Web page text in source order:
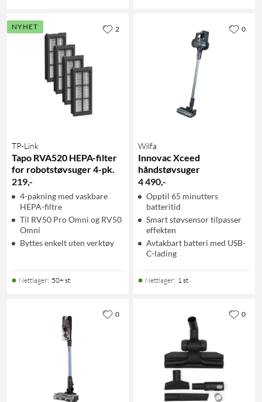
NYHET
TP-Link
Tapo RVA520 HEPA-filter
for robotstøvsuger 4-pk.
219,-
4-pakning med vaskbare
HEPA-filtre
Til RV50 Pro Omni og RV50
Omni
Byttes enkelt uten verktøy
Nettlager: 50+ st
2
Wilfa
Innovac Xceed
håndstøvsuger
4 490,-
Opptil 65 minutters
batteritid
Smart støvsensor tilpasser
effekten
Avtakbart batteri med USB-
C-lading
Nettlager: 1 st
0
0 0